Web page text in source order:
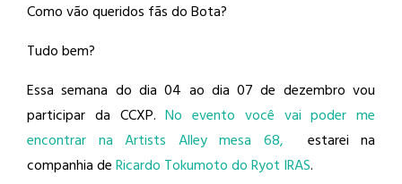
Como vão queridos fãs do Bota?
Tudo bem?
Essa semana do dia 04 ao dia 07 de dezembro vou
participar da CCXP.No evento você vai poder me
encontrar na Artists Alley mesa 68, estarei na
companhia deRicardo Tokumoto do Ryot IRAS.